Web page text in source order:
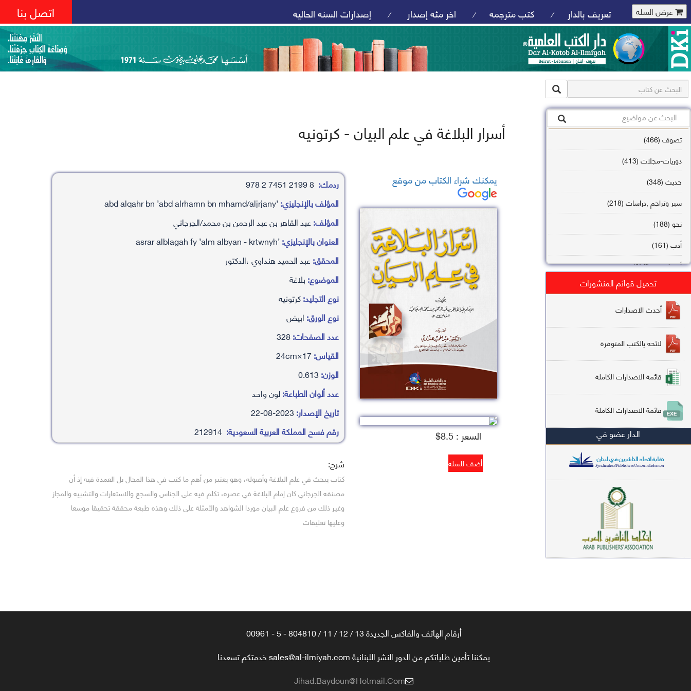
عرض السله تعريف بالدار / كتب مترجمه / اخر مئه إصدار / إصدارات السنه الحاليه اتصل بنا
تصوف (466)
دوريات-مجلات (413)
حديث (348)
سير وتراجم ,دراسات (218)
نحو (188)
أدب (161)
أصول فقه (158)
تاريخ (138)
فقه شافعي (132)
فقه حنفي (113)
فقه مالكي (112)
تفسير قرآن (106)
علم كلام (96)
أخلاق وتصوف (91)
سير وتراجم (90)
معاجم لغوية (89)
سيرة نبوية وتصوف (81)
دراسات إسلامية (75)
شعر (72)
تحميل قوائم المنشورات
أحدث الاصدارات
لائحه يالكتب المتوفرة
قائمة الاصدارات الكاملة
قائمة الاصدارات الكاملة
الدار عضو في
أسرار البلاغة في علم البيان - كرتونيه
يمكنك شراء الكتاب من موقع
السعر : 8.5$
ردمك: 8 2199 7451 2 978
المؤلف بالإنجليزي:’abd alqahr bn ’abd alrhamn bn mhamd/aljrjany
المؤلف:عبد القاهر بن عبد الرحمن بن محمد/الجرجاني
العنوان بالإنجليزي:’asrar alblagah fy ’alm albyan - krtwnyh
المحقق:عبد الحميد هنداوي ،الدكتور
الموضوع:بلاغة
نوع التجليد:كرتونيه
نوع الورق:ابيض
عدد الصفحات:328
القياس:17×24cm
الوزن:
عدد ألوان الطباعة:لون واحد
تاريخ الإصدار:
رقم فسح المملكة العربية السعودية: 212914
شرح:
كتاب يبحث في علم البلاغة وأصوله، وهو يعتبر من أهم ما كتب في هذا المجال بل العمدة فيه إذ أن
مصنفه الجرجاني كان إمام البلاغة في عصره، تكلم فيه على الجناس والسجع والاستعارات والتشبيه والمجاز
وغير ذلك من فروع علم البيان موردا الشواهد والأمثلة على ذلك وهذه طبعة محققة تحقيقا موسعا
وعليها تعليقات
أرقام الهاتف والفاكس الجديدة 13 / 12 / 11 / 804810 - 5 - 00961
يمكننا تأمين طلباتكم من الدور النشر اللبنانية sales@al-ilmiyah.com خدمتكم تسعدنا
Jihad.baydoun@hotmail.com